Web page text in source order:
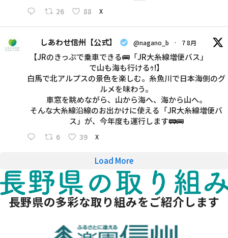
26 88 X
しあわせ信州【公式】 @nagano_b · 7 8月
【JRのきっぷで乗車できる🚌「JR大糸線増便バス」
で山も海も行けるｩ!】
白馬で北アルプスの景色を楽しむ。糸魚川で日本海側のグ
ルメを味わう。
車窓を眺めながら、山から海へ、海から山へ。
そんな大糸線沿線のお出かけに使える「JR大糸線増便バ
ス」が、今年度も運行します🚃🚌
6 39 X
Load More
長野県の多彩な取り組みをご紹介します